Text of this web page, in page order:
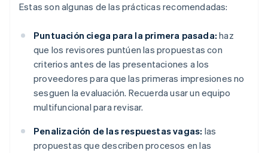
Estas son algunas de las prácticas recomendadas:
Puntuación ciega para la primera pasada: haz
que los revisores puntúen las propuestas con
criterios antes de las presentaciones a los
proveedores para que las primeras impresiones no
sesguen la evaluación. Recuerda usar un equipo
multifuncional para revisar.
Penalización de las respuestas vagas: las
propuestas que describen procesos en las